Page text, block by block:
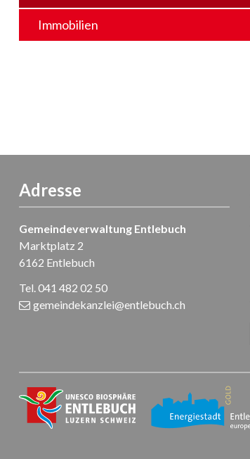
Immobilien
Adresse
Gemeindeverwaltung Entlebuch
Marktplatz 2
6162 Entlebuch
Tel. 041 482 02 50
gemeindekanzlei@entlebuch.ch